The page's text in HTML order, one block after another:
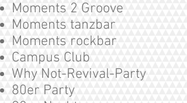
Moments 2 Groove
Moments tanzbar
Moments rockbar
Campus Club
Why Not-Revival-Party
80er Party